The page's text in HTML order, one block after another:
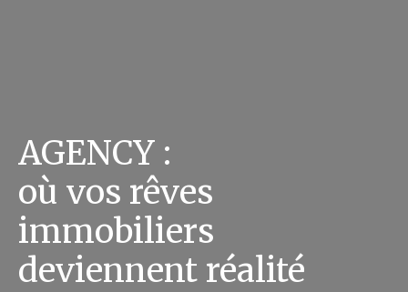
AGENCY :
où vos rêves
immobiliers
deviennent réalité